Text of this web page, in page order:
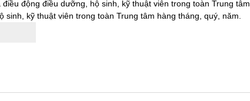
điều động điều dưỡng , hộ sinh, kỹ thuật viên trong toàn Trung tâm.
sinh, kỹ thuật viên trong toàn Trung tâm hàng tháng, quý, năm.